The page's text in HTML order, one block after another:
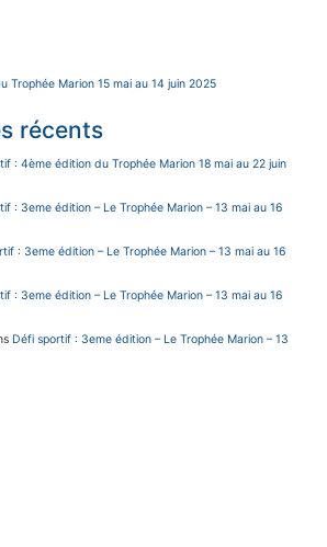
Trophée Marion 15 mai au 14 juin 2025
récents
: 4ème édition du Trophée Marion 18 mai au 22 juin
: 3eme édition – Le Trophée Marion – 13 mai au 16
: 3eme édition – Le Trophée Marion – 13 mai au 16
: 3eme édition – Le Trophée Marion – 13 mai au 16
Défi sportif : 3eme édition – Le Trophée Marion – 13